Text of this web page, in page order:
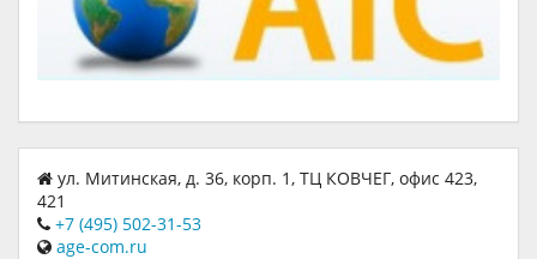
ул. Митинская, д. 36, корп. 1, ТЦ КОВЧЕГ, офис 423,
421
+7 (495) 502-31-53
age-com.ru